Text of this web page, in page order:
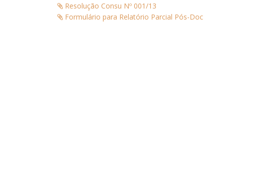
Resolução Consu Nº 001/13
Formulário para Relatório Parcial Pós-Doc